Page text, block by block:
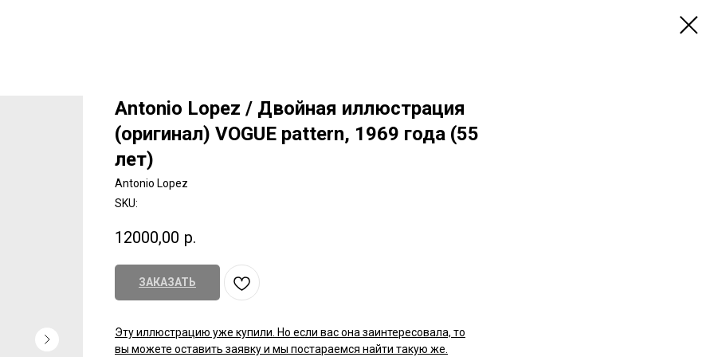
Antonio Lopez / Двойная иллюстрация
(оригинал) VOGUE pattern, 1969 года (55
лет)
Antonio Lopez
SKU:
12000,00 р.
ЗАКАЗАТЬ
Эту иллюстрацию уже купили. Но если вас она заинтересовала, то
вы можете оставить заявку и мы постараемся найти такую же.